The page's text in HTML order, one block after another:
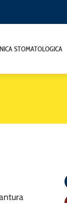
STOMATOLOGICA